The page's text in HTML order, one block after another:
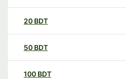
20 BDT
50 BDT
100 BDT